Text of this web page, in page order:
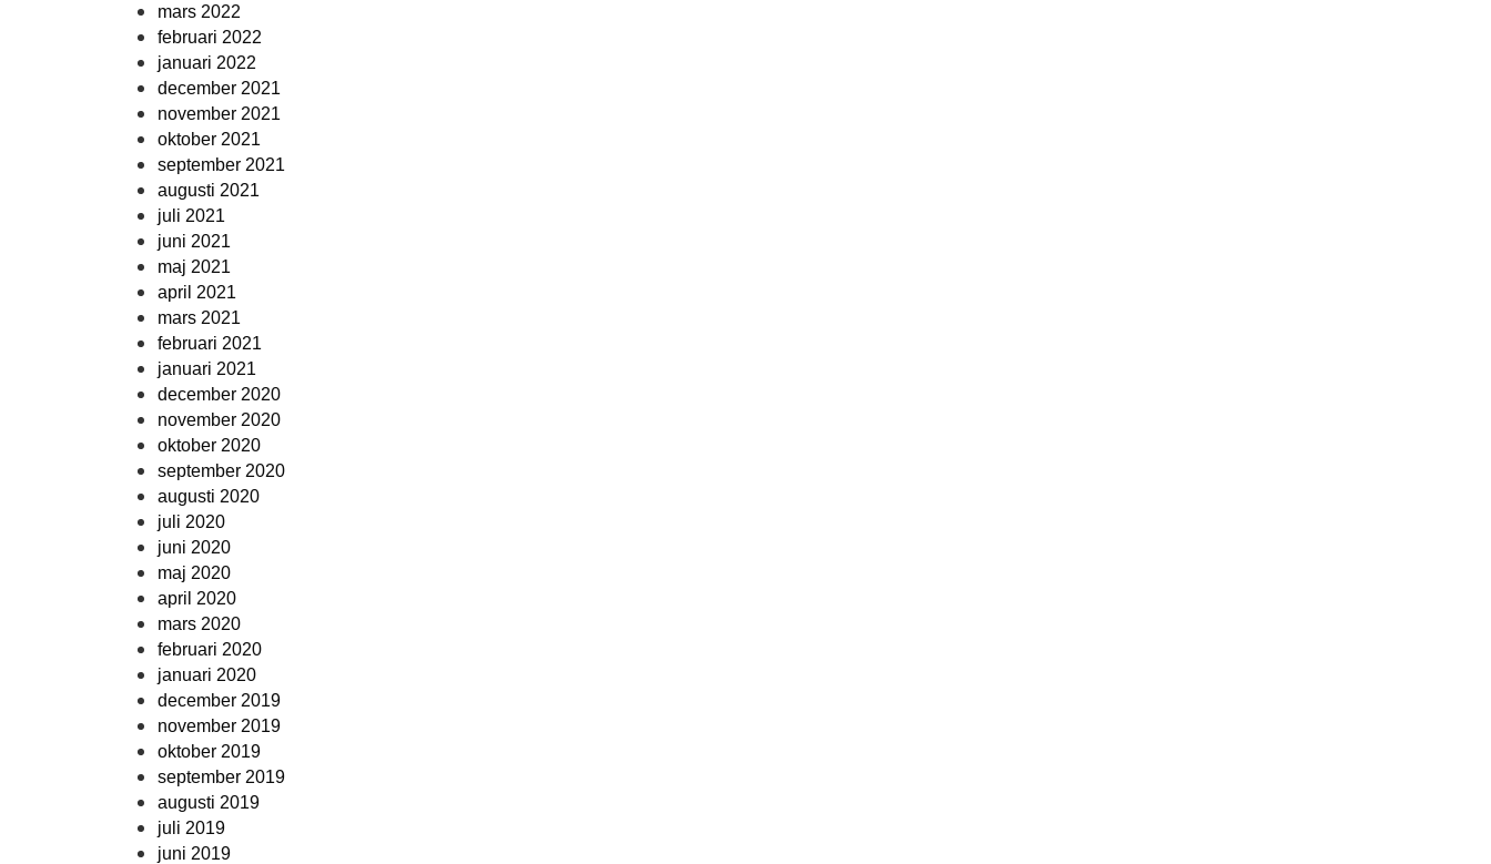
mars 2022
februari 2022
januari 2022
december 2021
november 2021
oktober 2021
september 2021
augusti 2021
juli 2021
juni 2021
maj 2021
april 2021
mars 2021
februari 2021
januari 2021
december 2020
november 2020
oktober 2020
september 2020
augusti 2020
juli 2020
juni 2020
maj 2020
april 2020
mars 2020
februari 2020
januari 2020
december 2019
november 2019
oktober 2019
september 2019
augusti 2019
juli 2019
juni 2019